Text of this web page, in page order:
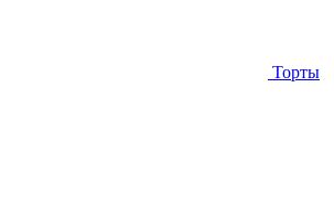
Торты